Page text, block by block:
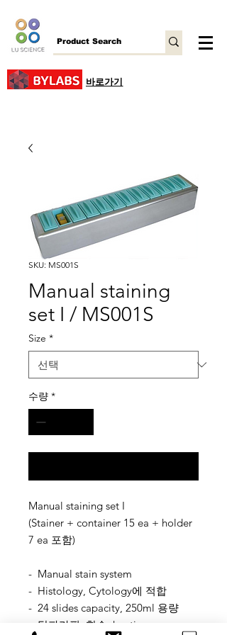
바로가기
SKU: MS001S
Manual staining
set I / MS001S
Size *
수량 *
Manual staining set I
(Stainer + container 15 ea + holder
7 ea 포함)
- Manual stain system
- Histology, Cytology에 적합
- 24 slides capacity, 250ml 용량
- 탈파라핀, 함수, heating